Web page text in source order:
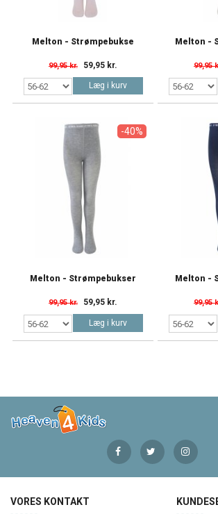
Melton - Strømpebukse
99,95 kr. 59,95 kr.
Læg i kurv
Melton -
99,95
-40%
Melton - Strømpebukser
99,95 kr. 59,95 kr.
Læg i kurv
Melton -
99,95
VORES KONTAKT